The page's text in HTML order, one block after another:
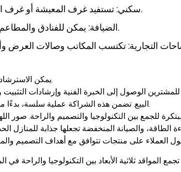
سكني: تستفيد غرف المعيشة أو غرف النوم أو مناطق الترفيه من مزيج من الدفء والجاذبية البصرية.
الضيافة: يمكن للفنادق والمطاعم تعزيز تجربة الضيوف من خلال إنشاء مساحات جذابة وجذابة.
التجارية: تكتسب المكاتب وصالات العرض
يمكن الاسترشاد في اختيار النموذج بحجم المساحة وتفضيلات التصميم والوظيفة المطلوبة.
البيع. تضمن هذه الشراكة عملية سلسة، بدءًا من الاختيار وحتى النشر، وتضمن أن كل وحدة تقدم أداءً موثوقًا ورضا جماليًا.
الطاقة، والصيانة المنخفضة تجعلها جذابة
المواقد ثلاثية الأبعاد بين التكنولوجيا والراحة في